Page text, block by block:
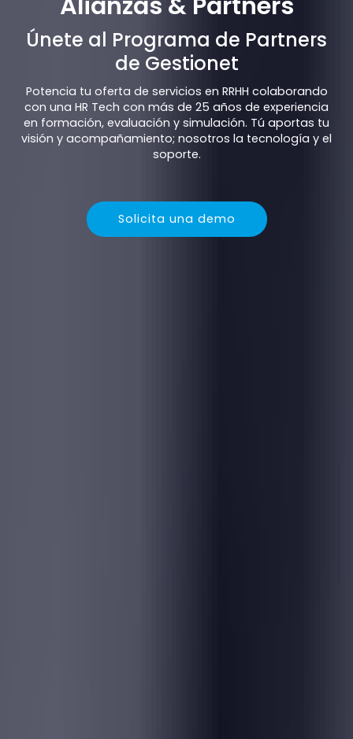
Únete al Programa de Partners
de Gestionet
Potencia tu oferta de servicios en RRHH colaborando
con una HR Tech con más de 25 años de experiencia
en formación, evaluación y simulación. Tú aportas tu
visión y acompañamiento; nosotros la tecnología y el
soporte.
Solicita una demo